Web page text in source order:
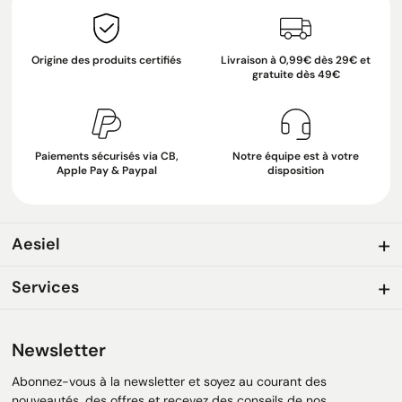
Origine des produits certifiés
Livraison à 0,99€ dès 29€ et
gratuite dès 49€
Paiements sécurisés via CB,
Apple Pay & Paypal
Notre équipe est à votre
disposition
Aesiel
Services
Newsletter
Abonnez-vous à la newsletter et soyez au courant des